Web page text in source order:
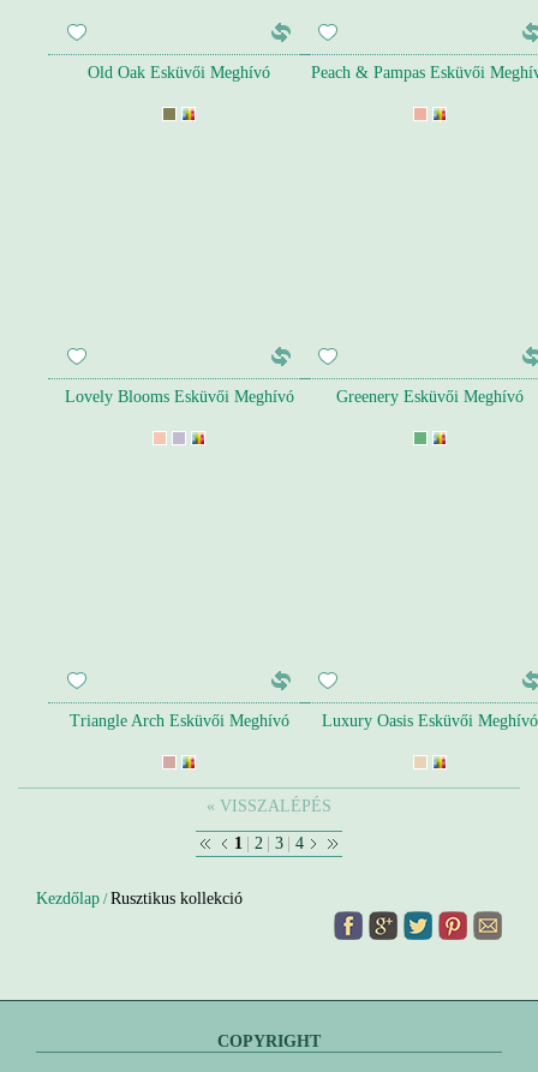
Old Oak Esküvői Meghívó Peach & Pampas Esküvői
Lovely Blooms Esküvői Meghívó Greenery Esküvői Meghívó
Triangle Arch Esküvői Meghívó Luxury Oasis Esküvői Meghívó
« VISSZALÉPÉS
1 2 3 4
Kezdőlap /Rusztikus kollekció
COPYRIGHT